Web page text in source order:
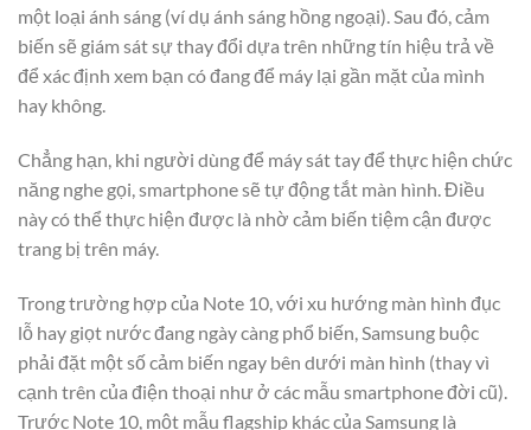
một loại ánh sáng (ví dụ ánh sáng hồng ngoại). Sau đó, cảm
biến sẽ giám sát sự thay đổi dựa trên những tín hiệu trả về
để xác định xem bạn có đang để máy lại gần mặt của mình
hay không.
Chẳng hạn, khi người dùng để máy sát tay để thực hiện chức
năng nghe gọi, smartphone sẽ tự động tắt màn hình. Điều
này có thể thực hiện được là nhờ cảm biến tiệm cận được
trang bị trên máy.
Trong trường hợp của Note 10, với xu hướng màn hình đục
lỗ hay giọt nước đang ngày càng phổ biến, Samsung buộc
phải đặt một số cảm biến ngay bên dưới màn hình (thay vì
cạnh trên của điện thoại như ở các mẫu smartphone đời cũ).
Trước Note 10, một mẫu flagship khác của Samsung là